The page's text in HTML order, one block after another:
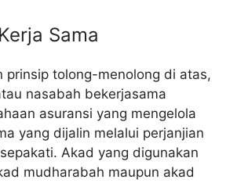
Sama
prinsip tolong-menolong di atas,
nasabah bekerjasama
asuransi yang mengelola
yang dijalin melalui perjanjian
Akad yang digunakan
mudharabah maupun akad